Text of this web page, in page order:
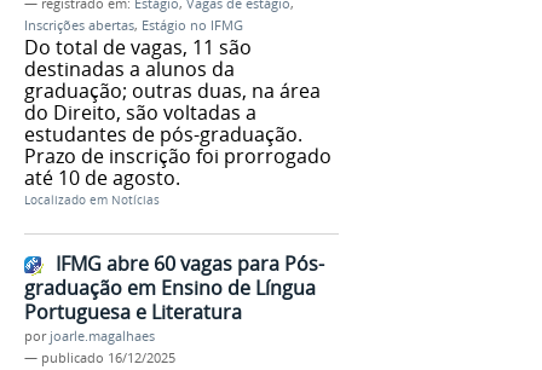
Inscrições abertas, Estágio no IFMG
Do total de vagas, 11 são
destinadas a alunos da
graduação; outras duas, na área
do Direito, são voltadas a
estudantes de pós-graduação.
Prazo de inscrição foi prorrogado
até 10 de agosto.
Localizado em Notícias
IFMG abre 60 vagas para Pós-
graduação em Ensino de Língua
Portuguesa e Literatura
por joarle.magalhaes
— publicado 16/12/2025